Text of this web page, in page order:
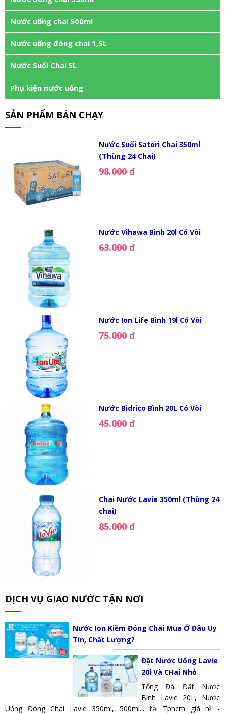
Nước uống chai 500ml
Nước uống đóng chai 1,5L
Nước Suối Chai 5L
Phụ kiện nước uống
SẢN PHẨM BÁN CHẠY
Nước Suối Satori Chai 350ml
(Thùng 24 Chai)
98.000 đ
Nước Vihawa Bình 20l Có Vòi
63.000 đ
Nước Ion Life Bình 19l Có Vòi
75.000 đ
Nước Bidrico Bình 20L Có Vòi
45.000 đ
Chai Nước Lavie 350ml (Thùng 24
chai)
85.000 đ
DỊCH VỤ GIAO NƯỚC TẬN NƠI
Nước Ion Kiềm Đóng Chai Mua Ở Đâu Uy
Tín, Chất Lượng?
Đặt Nước Uống Lavie
20l Và CHai Nhỏ
Tổng Đài Đặt Nước
Bình Lavie 20L, Nước
Uống Đóng Chai Lavie 350ml, 500ml... tại Tphcm giá rẻ -